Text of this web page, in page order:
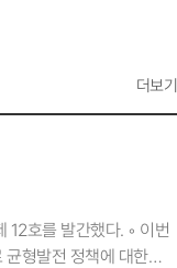
더보기
12호를 발간했다. ◦ 이번
균형발전 정책에 대한